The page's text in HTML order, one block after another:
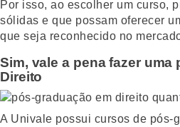
Por isso, ao escolher um curso,
sólidas e que possam oferecer
que seja reconhecido no
Sim, vale a pena fazer uma
Direito
A Univale possui cursos de pós-